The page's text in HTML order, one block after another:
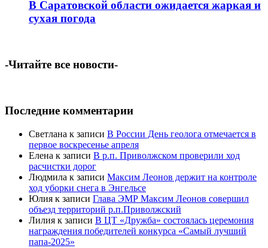
В Саратовской области ожидается жаркая и
сухая погода
-Читайте все новости-
Последние комментарии
Светлана к записи В России День геолога отмечается в
первое воскресенье апреля
Елена к записи В р.п. Приволжском проверили ход
расчистки дорог
Людмила к записи Максим Леонов держит на контроле
ход уборки снега в Энгельсе
Юлия к записи Глава ЭМР Максим Леонов совершил
объезд территорий р.п.Приволжский
Лилия к записи В ЦТ «Дружба» состоялась церемония
награждения победителей конкурса «Самый лучший
папа-2025»